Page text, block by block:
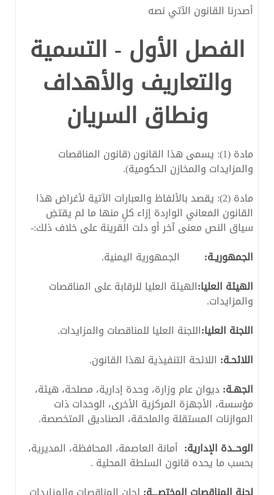
أصدرنا القانون الآتي نصه
الفصل الأول - التسمية
والتعاريف والأهداف
ونطاق السريان
مادة (1): يسمى هذا القانون (قانون المناقصات
والمزايدات والمخازن الحكومية).
مادة (2): يقصد بالألفاظ والعبارات الآتية لأغراض هذا
القانون المعاني الواردة إزاء كلٍ منها ما لم يقتضِ
سياق النص معنى آخر أو دلت القرينة على خلاف ذلك:-
الجمهوريـة: الجمهورية اليمنية.
الهيئة العليا:الهيئة العليا للرقابة على المناقصات
والمزايدات.
اللجنة العليا:اللجنة العليا للمناقصات والمزايدات.
اللائحـة: اللائحة التنفيذية لهذا القانون.
الجهـة:ديوان عام وزارة، وحدة إدارية، مصلحة، هيئة،
مؤسسة، الأجهزة المركزية الأخرى، الوحدات ذات
الموازنات المستقلة والملحقة، الصناديق المتخصصة.
الوحــدة الإدارية: أمانة العاصمة، المحافظة، المديرية،
بحسب ما يحده قانون السلطة المحلية .